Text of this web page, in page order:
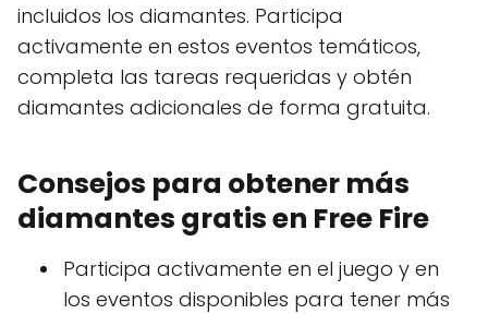
incluidos los diamantes. Participa
activamente en estos eventos temáticos,
completa las tareas requeridas y obtén
diamantes adicionales de forma gratuita.
Consejos para obtener más
diamantes gratis en Free Fire
Participa activamente en el juego y en
los eventos disponibles para tener más